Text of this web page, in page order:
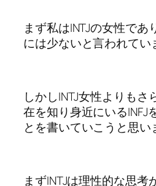
まず私はINTJの女性であ
には少ないと言われてい
しかしINTJ女性よりもさ
在を知り身近にいるINFJ
とを書いていこうと思い
まずINTJは理性的な思考